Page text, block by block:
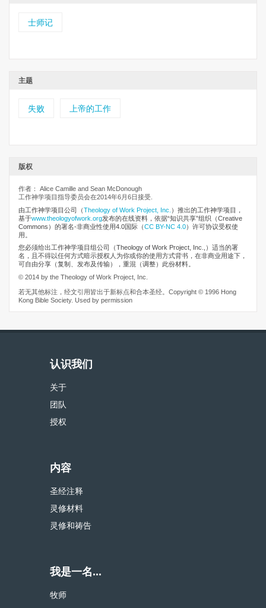
士师记
主题
失败 上帝的工作
版权
作者： Alice Camille and Sean McDonough
工作神学项目指导委员会在2014年6月6日接受.
由工作神学项目公司
（Theology of Work Project, Inc. ）推出的工作神学项目，
基于www.theologyofwork.org发布的在线资料，依据“知识共享”组织（Creative
Commons）的署名-非商业性使用4.0国际（CC BY-NC 4.0）许可协议受权使
用。
您必须给出工作神学项目组公司（Theology of Work Project, Inc.,）适当的署
名，且不得以任何方式暗示授权人为你或你的使用方式背书，在非商业用途下，
可自由分享（复制、发布及传输），重混（调整）此份材料。
© 2014 by the Theology of Work Project, Inc.
若无其他标注，经文引用皆出于新标点和合本圣经。Copyright © 1996 Hong
Kong Bible Society. Used by permission
认识我们
关于
团队
授权
内容
圣经注释
灵修材料
灵修和祷告
我是一名...
牧师